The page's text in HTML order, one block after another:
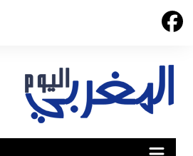
Skip